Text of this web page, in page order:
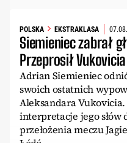
POLSKA EKSTRAKLASA
Siemieniec zabrał
Przeprosił
Adrian Siemieniec
swoich ostatnich
Aleksandara
interpretacje jego słów
przełożenia meczu